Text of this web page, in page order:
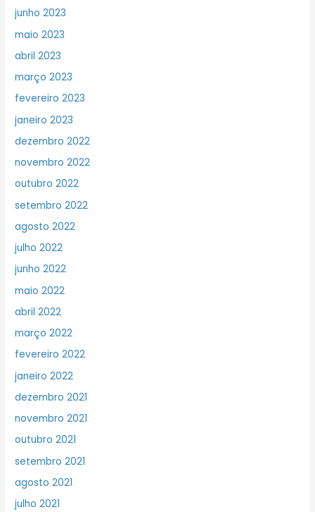
junho 2023
maio 2023
abril 2023
março 2023
fevereiro 2023
janeiro 2023
dezembro 2022
novembro 2022
outubro 2022
setembro 2022
agosto 2022
julho 2022
junho 2022
maio 2022
abril 2022
março 2022
fevereiro 2022
janeiro 2022
dezembro 2021
novembro 2021
outubro 2021
setembro 2021
agosto 2021
julho 2021